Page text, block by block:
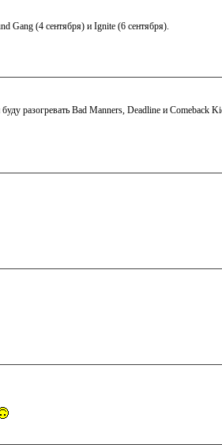
Gang (4 сентября) и Ignite (6 сентября).
разогревать Bad Manners, Deadline и